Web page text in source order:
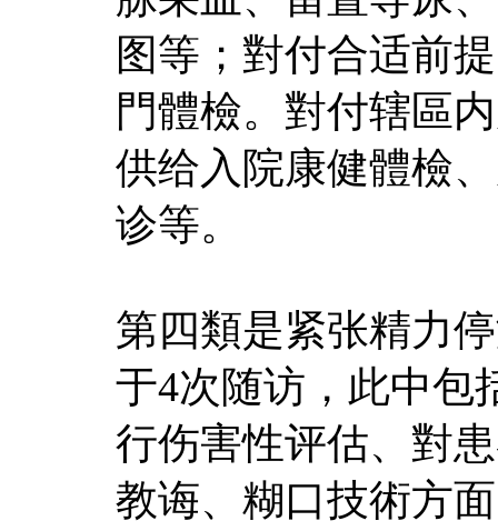
图等；對付合适前
門體檢。對付辖區
供给入院康健體檢
诊等。
第四類是紧张精力
于4次随访，此中包
行伤害性评估、對
教诲、糊口技術方